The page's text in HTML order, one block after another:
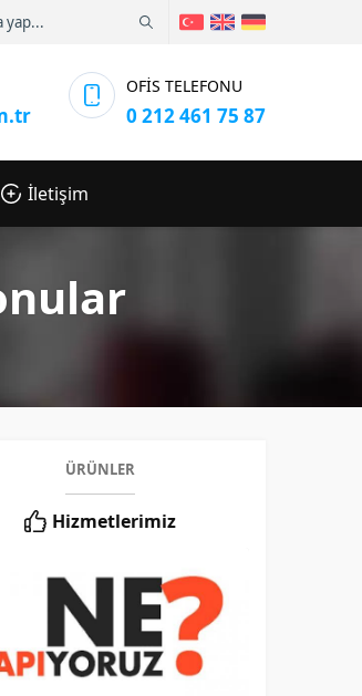
OFİS TELEFONU
0 212 461 75 87
İletişim
ÜRÜNLER
Hizmetlerimiz